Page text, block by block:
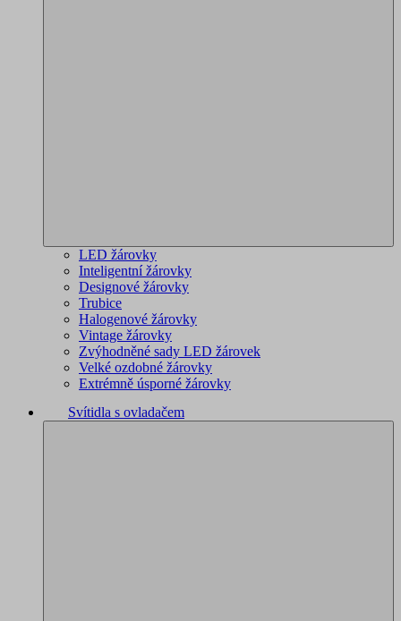
LED žárovky
Inteligentní žárovky
Designové žárovky
Trubice
Halogenové žárovky
Vintage žárovky
Zvýhodněné sady LED žárovek
Velké ozdobné žárovky
Extrémně úsporné žárovky
Svítidla s ovladačem